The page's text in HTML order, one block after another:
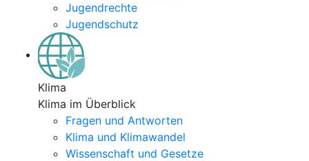
Jugendrechte
Jugendschutz
Klima
Klima im Überblick
Fragen und Antworten
Klima und Klimawandel
Wissenschaft und Gesetze